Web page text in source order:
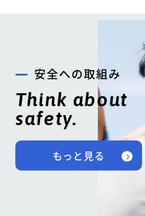
安全への取組み
Think about
safety.
もっと見る